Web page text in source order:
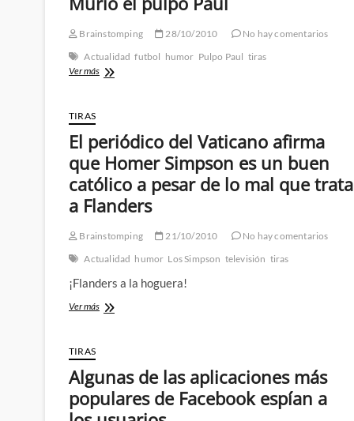
querido
la
contra
Irak
Brainstomping 28/10/2010
No hay comentarios
Actualidad futbol humor Pulpo Paul tiras
Ver másMurió
TIRAS
El periódico del Vaticano afirma
que Homer Simpson es un buen
católico a pesar de lo mal que trata
a Flanders
Brainstomping 21/10/2010
No hay comentarios
Actualidad humor Los Simpson televisión tiras
¡Flanders a la hoguera!
Ver másEl
que
Homer
Simpson
TIRAS
Algunas de las aplicaciones más
populares de Facebook espían a